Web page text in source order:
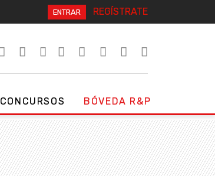
ENTRAR REGÍSTRATE
CONCURSOS BÓVEDA R&P